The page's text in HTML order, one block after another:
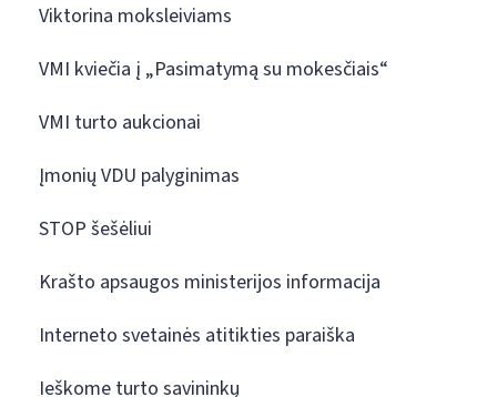
Viktorina moksleiviams
VMI kviečia į „Pasimatymą su mokesčiais“
VMI turto aukcionai
Įmonių VDU palyginimas
STOP šešėliui
Krašto apsaugos ministerijos informacija
Interneto svetainės atitikties paraiška
Ieškome turto savininkų